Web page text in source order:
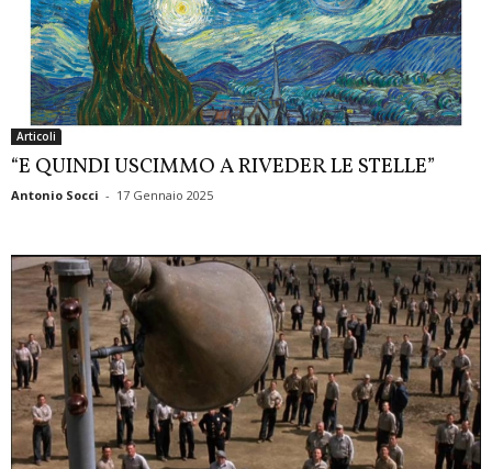
Articoli
“E QUINDI USCIMMO A RIVEDER LE STELLE”
Antonio Socci - 17 Gennaio 2025